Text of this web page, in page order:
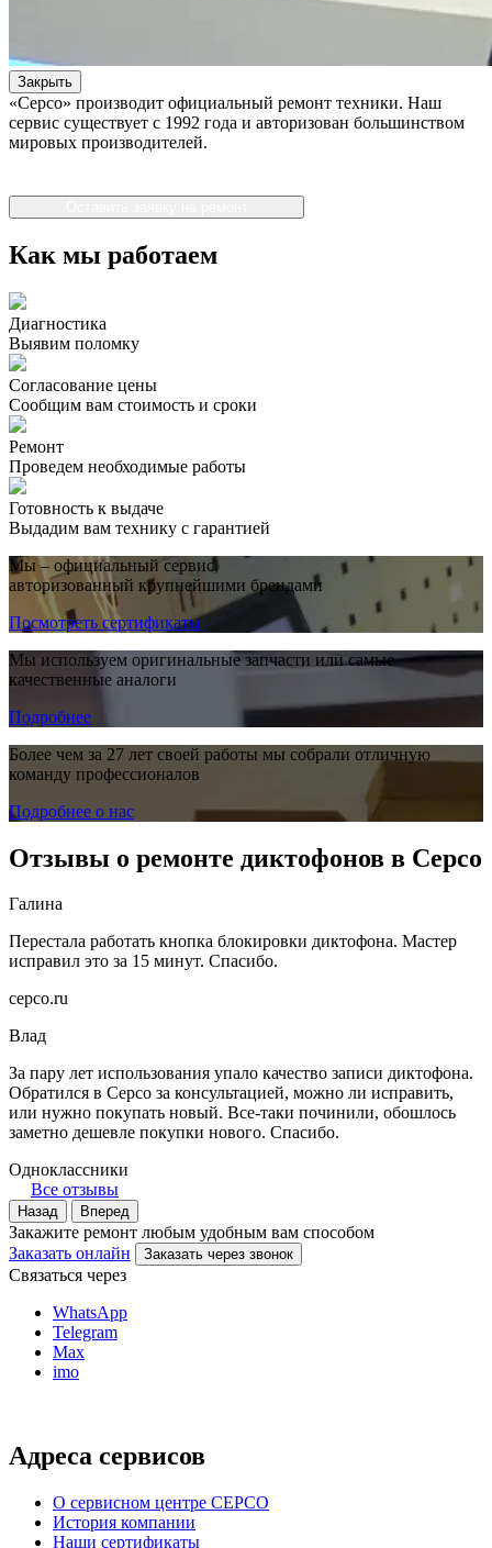
Закрыть
«Серсо» производит официальный ремонт техники. Наш
сервис существует с 1992 года и авторизован большинством
мировых производителей.
Как мы работаем
Диагностика
Выявим поломку
Согласование цены
Сообщим вам стоимость и сроки
Ремонт
Проведем необходимые работы
Готовность к выдаче
Выдадим вам технику с гарантией
Мы – официальный сервис,
авторизованный крупнейшими брендами
Посмотреть сертификаты
Мы используем оригинальные запчасти или самые
качественные аналоги
Подробнее
Более чем за 27 лет своей работы мы собрали отличную
команду профессионалов
Подробнее о нас
Отзывы о ремонте диктофонов в Серсо
Галина
Перестала работать кнопка блокировки диктофона. Мастер
исправил это за 15 минут. Спасибо.
cepco.ru
Влад
За пару лет использования упало качество записи диктофона.
Обратился в Серсо за консультацией, можно ли исправить,
или нужно покупать новый. Все-таки починили, обошлось
заметно дешевле покупки нового. Спасибо.
Одноклассники
Все отзывы
Назад Вперед
Закажите ремонт любым удобным вам способом
Заказать онлайн
Заказать через звонок
Связаться через
WhatsApp
Telegram
Max
imo
Адреса сервисов
О сервисном центре СЕРСО
История компании
Наши сертификаты